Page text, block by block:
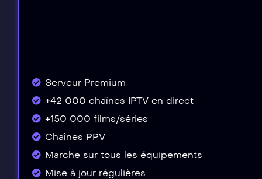
Serveur Premium
+42 000 chaînes IPTV en direct
+150 000 films/séries
Chaînes PPV
Marche sur tous les équipements
Mise à jour régulières